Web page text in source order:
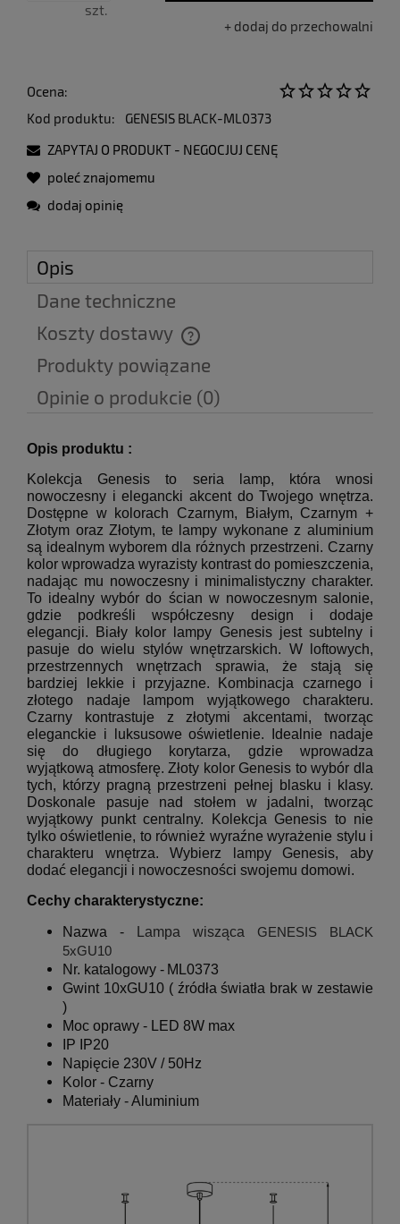
szt.
dodaj do przechowalni
Ocena:
Kod produktu:
GENESIS BLACK-ML0373
ZAPYTAJ O PRODUKT - NEGOCJUJ CENĘ
poleć znajomemu
dodaj opinię
Opis
Dane techniczne
Koszty dostawy
Cena nie zawiera ewentualnych kosztów płatności
Produkty powiązane
Opinie o produkcie (0)
Opis produktu :
Kolekcja Genesis to seria lamp, która wnosi
nowoczesny i elegancki akcent do Twojego wnętrza.
Dostępne w kolorach Czarnym, Białym, Czarnym +
Złotym oraz Złotym, te lampy wykonane z aluminium
są idealnym wyborem dla różnych przestrzeni. Czarny
kolor wprowadza wyrazisty kontrast do pomieszczenia,
nadając mu nowoczesny i minimalistyczny charakter.
To idealny wybór do ścian w nowoczesnym salonie,
gdzie podkreśli współczesny design i dodaje
elegancji. Biały kolor lampy Genesis jest subtelny i
pasuje do wielu stylów wnętrzarskich. W loftowych,
przestrzennych wnętrzach sprawia, że stają się
bardziej lekkie i przyjazne. Kombinacja czarnego i
złotego nadaje lampom wyjątkowego charakteru.
Czarny kontrastuje z złotymi akcentami, tworząc
eleganckie i luksusowe oświetlenie. Idealnie nadaje
się do długiego korytarza, gdzie wprowadza
wyjątkową atmosferę. Złoty kolor Genesis to wybór dla
tych, którzy pragną przestrzeni pełnej blasku i klasy.
Doskonale pasuje nad stołem w jadalni, tworząc
wyjątkowy punkt centralny. Kolekcja Genesis to nie
tylko oświetlenie, to również wyraźne wyrażenie stylu i
charakteru wnętrza. Wybierz lampy Genesis, aby
dodać elegancji i nowoczesności swojemu domowi.
Cechy charakterystyczne:
Nazwa - Lampa wisząca GENESIS BLACK
5xGU10
Nr. katalogowy - ML0373
Gwint 10xGU10 ( źródła światła brak w zestawie
)
Moc oprawy - LED 8W max
IP IP20
Napięcie 230V / 50Hz
Kolor - Czarny
Materiały -Aluminium